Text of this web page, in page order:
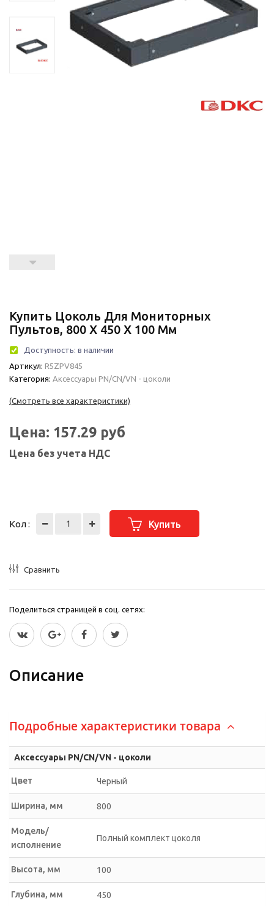
Купить Цоколь Для Мониторных
Пультов, 800 X 450 X 100 Мм
Доступность: в наличии
Артикул: R5ZPV845
Категория: Аксессуары PN/CN/VN - цоколи
(Смотреть все характеристики)
Цена: 157.29 руб
Цена без учета НДС
Кол : Купить
Сравнить
Поделиться страницей в соц. сетях:
Описание
Подробные характеристики товара
Аксессуары PN/CN/VN - цоколи
Цвет Черный
Ширина, мм 800
Модель/
исполнение
Полный комплект цоколя
Высота, мм 100
Глубина, мм 450